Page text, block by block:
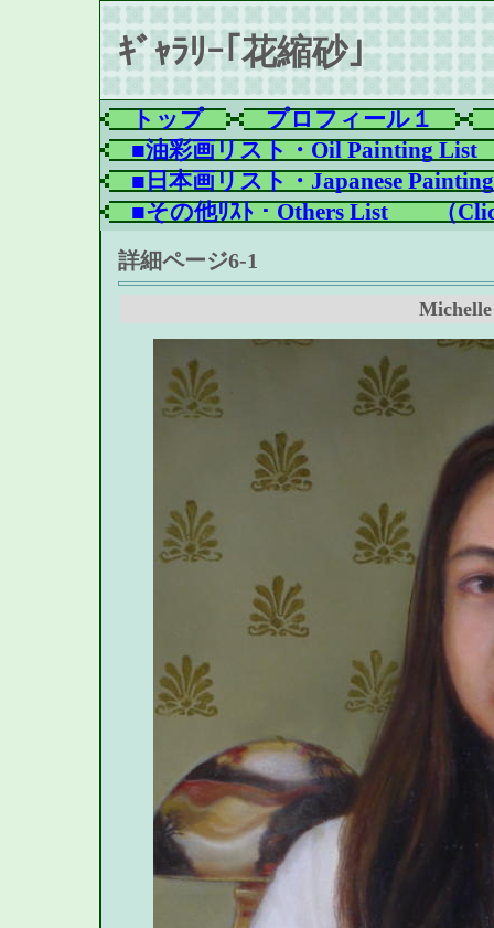
ｷﾞｬﾗﾘｰ｢花縮砂｣
トップ
プロフィール１
■油彩画リスト・Oil Painting List
■日本画リスト・Japanese
■その他ﾘｽﾄ・Others List　　（
詳細ページ6-1
Michelle